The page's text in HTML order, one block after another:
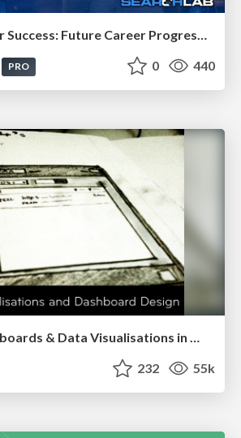
The Mindset for Success: Future Career Progression
PRO 0 440
Designing Dashboards & Data Visualisations in Web Apps
232 55k